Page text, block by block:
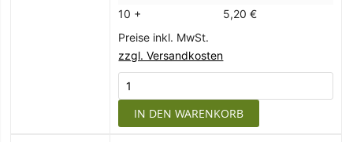
10 +
5,20 €
Preise inkl. MwSt.
zzgl. Versandkosten
IN DEN WARENKORB